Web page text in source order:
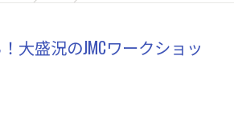
大盛況のJMCワークショッ